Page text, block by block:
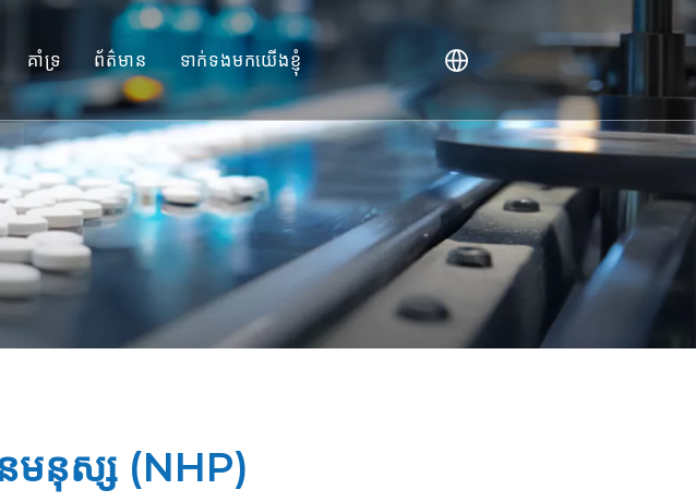
Primate មិនមែនមនុស្ស (NHP)
កេរ
មនុស្ស និងម៉ូដែល Ex Vivo
ម្លៃប្រសិទ្ធភាពរួមបញ្ចូលគ្នា
បកប្រែ និងជីវសម្គាល់
រការដាក់ស្នើ IND
គាំទ្រ
សេវាកម្ម
ទាញយក
សំណួរគេសួរញឹកញាប់
សក្ខីកម្មរបស់អតិថិជន
ព័ត៌មាន ទាក់ទងមកយើងខ្ញុំ
មនុស្ស (NHP)